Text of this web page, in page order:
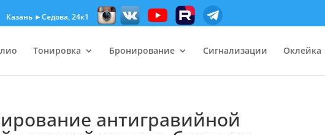
Казань ►Седова, 24к1
Тонировка Бронирование Сигнализации Оклейка
антигравийной